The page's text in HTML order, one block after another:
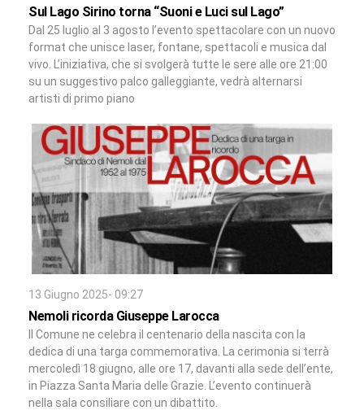
Sul Lago Sirino torna “Suoni e Luci sul Lago”
Dal 25 luglio al 3 agosto l’evento spettacolare con un nuovo
format che unisce laser, fontane, spettacoli e musica dal
vivo. L’iniziativa, che si svolgerà tutte le sere alle ore 21:00
su un suggestivo palco galleggiante, vedrà alternarsi
artisti di primo piano
13 Giugno 2025- 09:27
Nemoli ricorda Giuseppe Larocca
Il Comune ne celebra il centenario della nascita con la
dedica di una targa commemorativa. La cerimonia si terrà
mercoledì 18 giugno, alle ore 17, davanti alla sede dell’ente,
in Piazza Santa Maria delle Grazie. L’evento continuerà
nella sala consiliare con un dibattito.